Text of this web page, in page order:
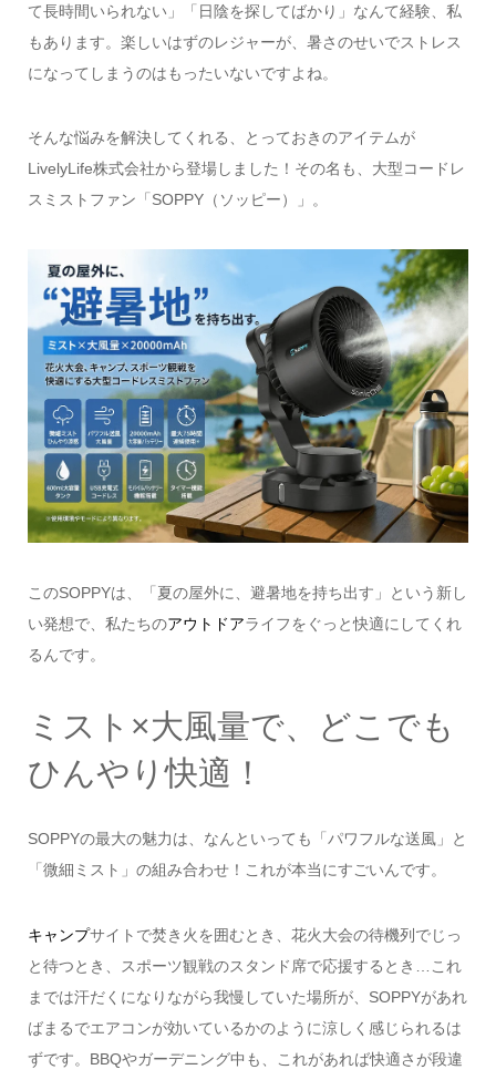
て長時間いられない」「日陰を探してばかり」なんて経験、私
もあります。楽しいはずのレジャーが、暑さのせいでストレス
になってしまうのはもったいないですよね。
そんな悩みを解決してくれる、とっておきのアイテムが
LivelyLife株式会社から登場しました！その名も、大型コードレ
スミストファン「SOPPY（ソッピー）」。
このSOPPYは、「夏の屋外に、避暑地を持ち出す」という新し
い発想で、私たちのアウトドアライフをぐっと快適にしてくれ
るんです。
ミスト×大風量で、どこでも
ひんやり快適！
SOPPYの最大の魅力は、なんといっても「パワフルな送風」と
「微細ミスト」の組み合わせ！これが本当にすごいんです。
キャンプサイトで焚き火を囲むとき、花火大会の待機列でじっ
と待つとき、スポーツ観戦のスタンド席で応援するとき…これ
までは汗だくになりながら我慢していた場所が、SOPPYがあれ
ばまるでエアコンが効いているかのように涼しく感じられるは
ずです。BBQやガーデニング中も、これがあれば快適さが段違